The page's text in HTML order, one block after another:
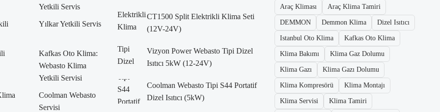
Yetkili Servis
Yılkar Yetkili Servis
Kafkas Oto Klima:
Webasto Klima
Yetkili Servisi
Coolman Webasto
Servisi
CT1500 Split Elektrikli Klima Seti
(12V-24V)
Vizyon Power Webasto Tipi Dizel
Isıtıcı 5kW (12-24V)
Coolman Webasto Tipi S44 Portatif
Dizel Isıtıcı (5kW)
Araç Kliması Araç Klima Tamiri
DEMMON Demmon Klima Dizel Isıtıcı
Istanbul Oto Klima Kafkas Oto Klima
Klima Bakımı Klima Gaz Dolumu
Klima Gazı Klima Gazı Dolumu
Klima Kompresörü Klima Montajı
Klima Servisi Klima Tamiri